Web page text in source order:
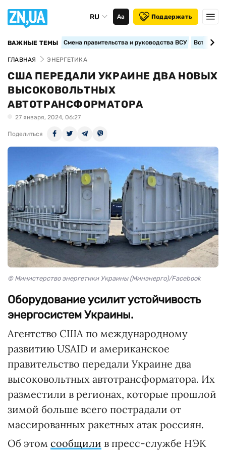
RU Аа Поддержать
ВАЖНЫЕ ТЕМЫ Смена правительства и руководства ВСУ
ГЛАВНАЯ ЭНЕРГЕТИКА
США ПЕРЕДАЛИ УКРАИНЕ ДВА НОВЫХ
ВЫСОКОВОЛЬТНЫХ
АВТОТРАНСФОРМАТОРА
27 января, 2024, 06:27
Поделиться
© Министерство энергетики Украины (Минэнерго)/Facebook
Оборудование усилит устойчивость
энергосистем Украины.
Агентство США по международному
развитию USAID и американское
правительство передали Украине два
высоковольтных автотрансформатора. Их
разместили в регионах, которые прошлой
зимой больше всего пострадали от
массированных ракетных атак россиян.
Об этом сообщили в пресс-службе НЭК